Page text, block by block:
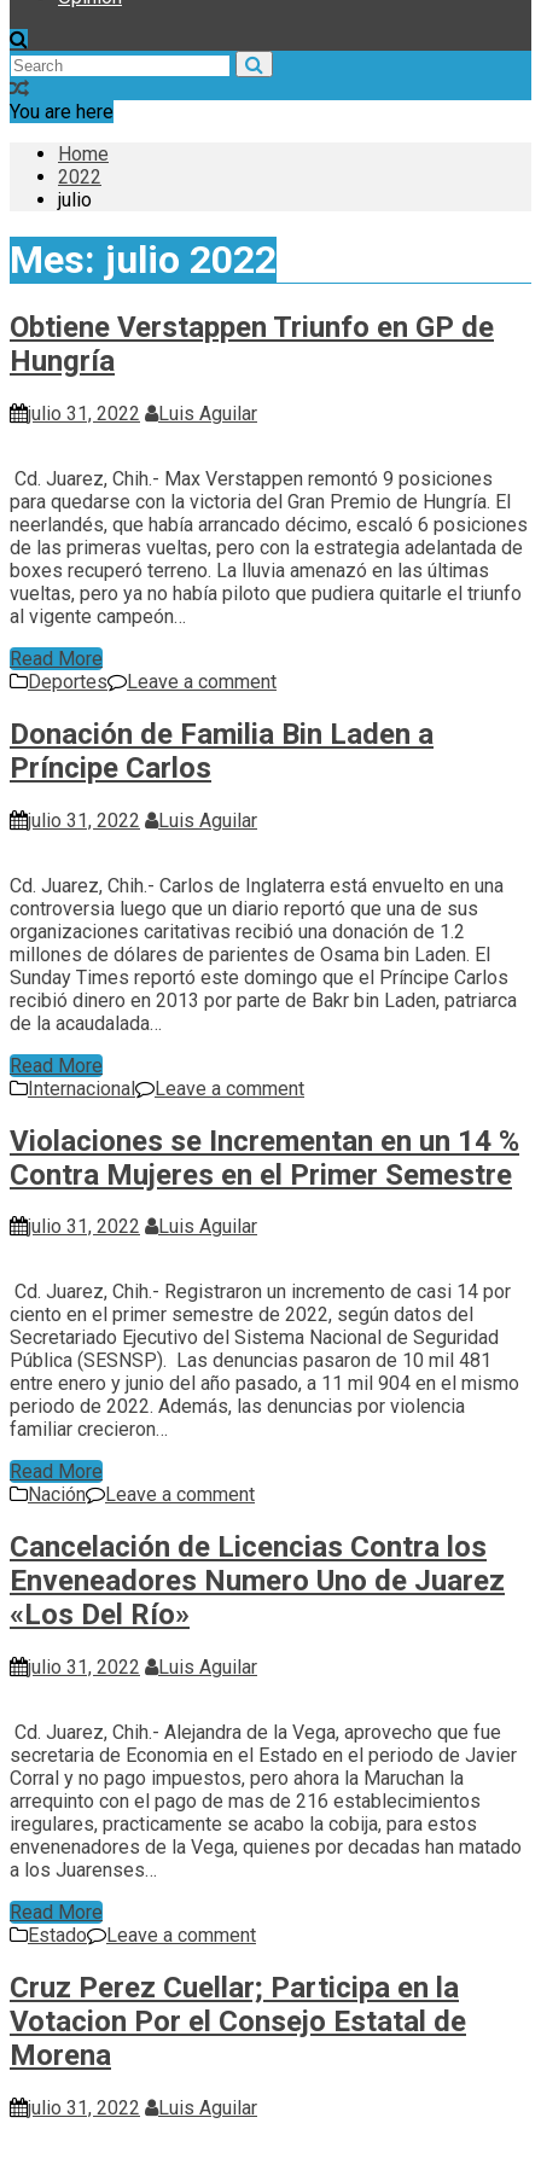
You are here
Home
2022
julio
Mes: julio 2022
Obtiene Verstappen Triunfo en GP de
Hungría
julio 31, 2022 Luis Aguilar
Cd. Juarez, Chih.- Max Verstappen remontó 9 posiciones
para quedarse con la victoria del Gran Premio de Hungría. El
neerlandés, que había arrancado décimo, escaló 6 posiciones
de las primeras vueltas, pero con la estrategia adelantada de
boxes recuperó terreno. La lluvia amenazó en las últimas
vueltas, pero ya no había piloto que pudiera quitarle el triunfo
al vigente campeón…
Read More
Deportes
Leave a comment
Donación de Familia Bin Laden a
Príncipe Carlos
julio 31, 2022 Luis Aguilar
Cd. Juarez, Chih.- Carlos de Inglaterra está envuelto en una
controversia luego que un diario reportó que una de sus
organizaciones caritativas recibió una donación de 1.2
millones de dólares de parientes de Osama bin Laden. El
Sunday Times reportó este domingo que el Príncipe Carlos
recibió dinero en 2013 por parte de Bakr bin Laden, patriarca
de la acaudalada…
Read More
Internacional
Leave a comment
Violaciones se Incrementan en un 14 %
Contra Mujeres en el Primer Semestre
julio 31, 2022 Luis Aguilar
Cd. Juarez, Chih.- Registraron un incremento de casi 14 por
ciento en el primer semestre de 2022, según datos del
Secretariado Ejecutivo del Sistema Nacional de Seguridad
Pública (SESNSP). Las denuncias pasaron de 10 mil 481
entre enero y junio del año pasado, a 11 mil 904 en el mismo
periodo de 2022. Además, las denuncias por violencia
familiar crecieron…
Read More
Nación
Leave a comment
Cancelación de Licencias Contra los
Enveneadores Numero Uno de Juarez
«Los Del Río»
julio 31, 2022 Luis Aguilar
Cd. Juarez, Chih.- Alejandra de la Vega, aprovecho que fue
secretaria de Economia en el Estado en el periodo de Javier
Corral y no pago impuestos, pero ahora la Maruchan la
arrequinto con el pago de mas de 216 establecimientos
iregulares, practicamente se acabo la cobija, para estos
envenenadores de la Vega, quienes por decadas han matado
a los Juarenses…
Read More
Estado
Leave a comment
Cruz Perez Cuellar; Participa en la
Votacion Por el Consejo Estatal de
Morena
julio 31, 2022 Luis Aguilar